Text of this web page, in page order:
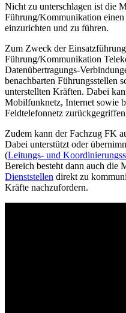
Nicht zu unterschlagen ist die
Führung/Kommunikation einen
einzurichten und zu führen.
Zum Zweck der
Führung/Kommunikation
Datenübertragungs-
benachbarten Führungsstellen
unterstellten Kräften. Dabei
Mobilfunknetz, Internet sowie
Feldtelefonnetz
Zudem kann der Fachzug FK
Dabei unterstützt oder
(Leitungs- und
Bereich besteht dann auch die
Dienststellen direkt zu
Kräfte nachzufordern.